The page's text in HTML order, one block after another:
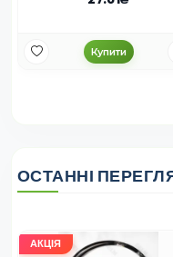
Купити
ОСТАННІ
АКЦІЯ